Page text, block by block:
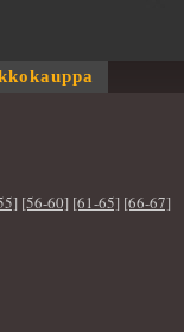
[56-60] [61-65] [66-67]